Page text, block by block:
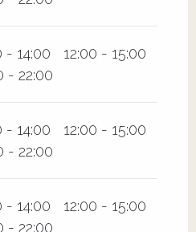
20 décembre 2026
- 14:00
12:00 - 15:00
- 22:00
- 14:00
12:00 - 15:00
- 22:00
- 14:00
12:00 - 15:00
- 22:00